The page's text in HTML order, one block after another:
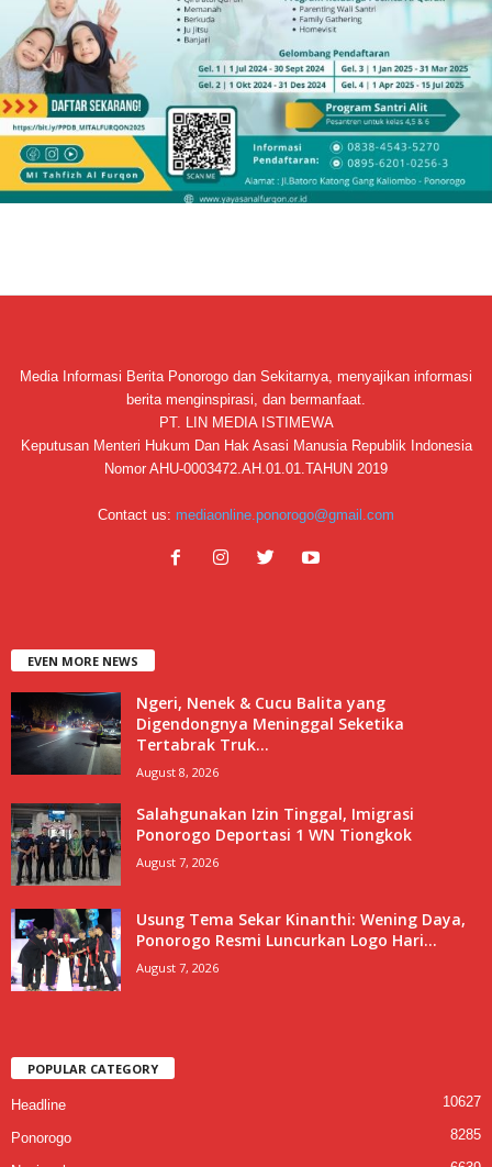
Media Informasi Berita Ponorogo dan Sekitarnya, menyajikan informasi
berita menginspirasi, dan bermanfaat.
PT. LIN MEDIA ISTIMEWA
Keputusan Menteri Hukum Dan Hak Asasi Manusia Republik Indonesia
Nomor AHU-0003472.AH.01.01.TAHUN 2019
Contact us: mediaonline.ponorogo@gmail.com
EVEN MORE NEWS
Ngeri, Nenek & Cucu Balita yang
Digendongnya Meninggal Seketika
Tertabrak Truk...
August 8, 2026
Salahgunakan Izin Tinggal, Imigrasi
Ponorogo Deportasi 1 WN Tiongkok
August 7, 2026
Usung Tema Sekar Kinanthi: Wening Daya,
Ponorogo Resmi Luncurkan Logo Hari...
August 7, 2026
POPULAR CATEGORY
Headline 10627
Ponorogo 8285